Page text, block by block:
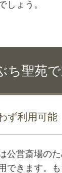
しょう。
ち聖苑
ず利用可能
公営斎場の
できます。